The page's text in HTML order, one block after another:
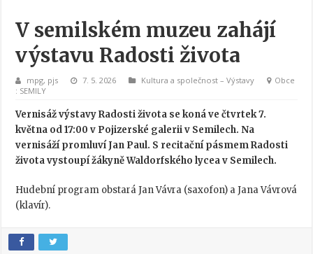
V semilském muzeu zahájí
výstavu Radosti života
mpg, pjs 7. 5. 2026 Kultura a společnost –Výstavy
Obce
SEMILY
Vernisáž výstavy Radosti života se koná ve čtvrtek 7.
května od 17:00 v Pojizerské galerii v Semilech. Na
vernisáží promluví Jan Paul. S recitační pásmem Radosti
života vystoupí žákyně Waldorfského lycea v Semilech.
Hudební program obstará Jan Vávra (saxofon) a Jana Vávrová
(klavír).